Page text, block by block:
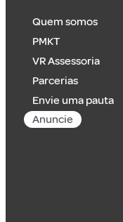
Quem somos
PMKT
VR Assessoria
Parcerias
Envie uma pauta
Anuncie